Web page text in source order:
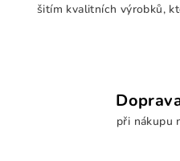
šitím kvalitních výrobků,
při nákupu